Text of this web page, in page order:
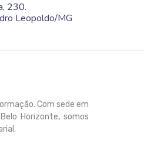
230.
Leopoldo/MG
Com sede em
Horizonte, somos